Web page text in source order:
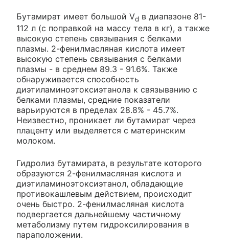
Бутамират имеет большой Vd в диапазоне 81-
112 л (с поправкой на массу тела в кг), а также
высокую степень связывания с белками
плазмы. 2-фенилмасляная кислота имеет
высокую степень связывания с белками
плазмы - в среднем 89.3 - 91.6%. Также
обнаруживается способность
диэтиламиноэтоксиэтанола к связыванию с
белками плазмы, средние показатели
варьируются в пределах 28.8% - 45.7%.
Неизвестно, проникает ли бутамират через
плаценту или выделяется с материнским
молоком.
Гидролиз бутамирата, в результате которого
образуются 2-фенилмасляная кислота и
диэтиламиноэтоксиэтанол, обладающие
противокашлевым действием, происходит
очень быстро. 2-фенилмасляная кислота
подвергается дальнейшему частичному
метаболизму путем гидроксилирования в
параположении.